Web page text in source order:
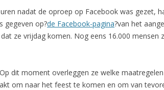
nadat de oproep op Facebook was gezet,
gegeven op?de Facebook-pagina?van het
ze vrijdag komen. Nog eens 16.000 mensen
dit moment overleggen ze welke
om naar het feest te komen en om van